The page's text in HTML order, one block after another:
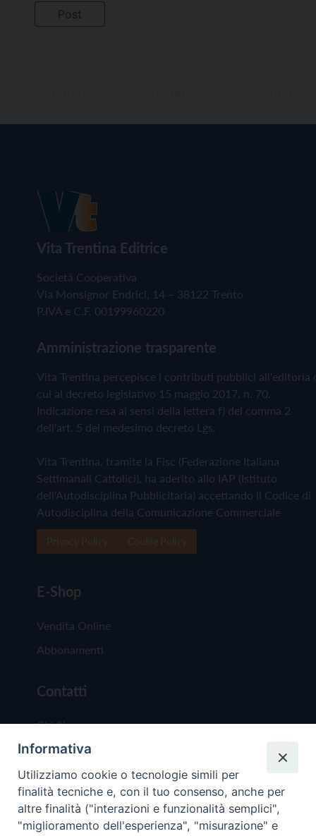
Vita Trentina Editrice
Società Cooperativa
Via Monsignor Endrici, 14 – 38122 Trento
P.IVA e C.F. 00199960220
Amministrazione trasparente
Vita Trentina percepisce i contributi pubblici all'editoria
cui al decreto legislativo 15 maggio 2017, n. 70.
Indicazione resa ai sensi della lettera f) del comma 2
dell'art. 5 del medesimo decreto Lgs.
Vita Trentina, tramite la Fisc (Federazione Italiana
Settimanali Cattolici), ha aderito allo IAP (Istituto
dell'Autodisciplina Pubblicitaria) accettando il Codice di
Autodisciplina della Comunicazione Commerciale
E-Shop
Vendita Online
Abbonamenti
Contatti
Chi Siamo
Redazione
Scrivici
Informativa
Utilizziamo cookie o tecnologie simili per
finalità tecniche e, con il tuo consenso, anche per
altre finalità ("interazioni e funzionalità semplici",
"miglioramento dell'esperienza", "misurazione" e